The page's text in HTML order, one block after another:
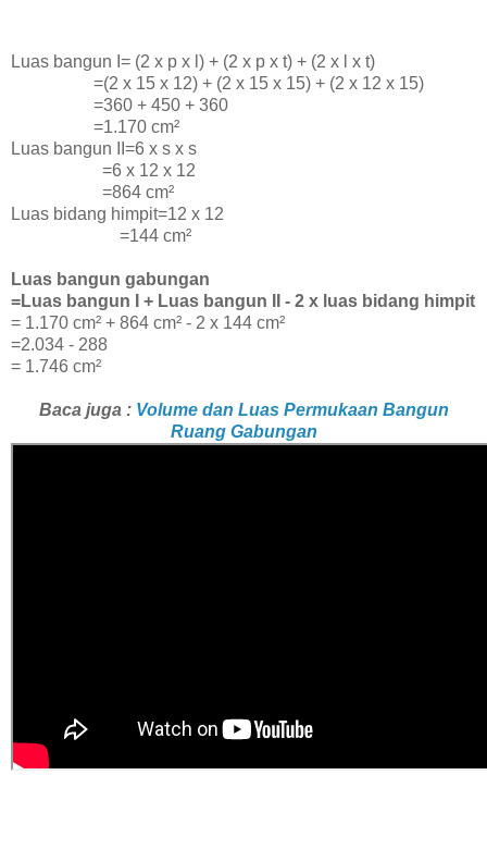
Luas bangun I= (2 x p x l) + (2 x p x t) + (2 x l x t)
=(2 x 15 x 12) + (2 x 15 x 15) + (2 x 12 x 15)
=360 + 450 + 360
=1.170 cm²
Luas bangun II=6 x s x s
=6 x 12 x 12
=864 cm²
Luas bidang himpit=12 x 12
=144 cm²
Luas bangun gabungan
=Luas bangun I + Luas bangun II - 2 x luas bidang himpit
= 1.170 cm² + 864 cm² - 2 x 144 cm²
=2.034 - 288
= 1.746 cm²
Baca juga : Volume dan Luas Permukaan Bangun
Ruang Gabungan